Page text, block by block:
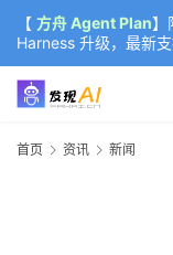
【 方舟 Agent Plan】
Harness 升级，最新
K3（部分）、GLM-
首页 资讯 新闻